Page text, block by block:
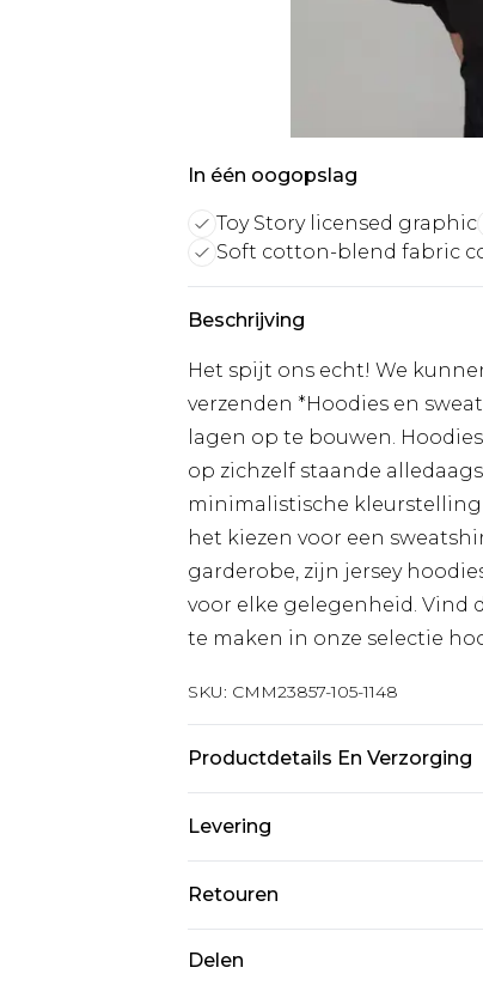
In één oogopslag
Toy Story licensed graphic
Soft cotton-blend fabric
Beschrijving
Het spijt ons echt! We
verzenden *Hoodies en
lagen op te bouwen.
op zichzelf staande
minimalistische
het kiezen voor een
garderobe, zijn jersey
voor elke gelegenheid. Vind
te maken in onze selectie
SKU: CMM23857-105-1148
Productdetails En Verzorging
Levering
Standaardlevering Nederland
Expressdienst Nederland
Retouren
Delen